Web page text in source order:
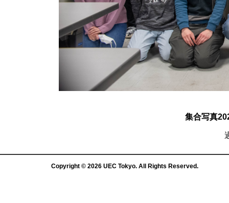
集合写真
Copyright © 2026 UEC Tokyo. All Rights Reserved.